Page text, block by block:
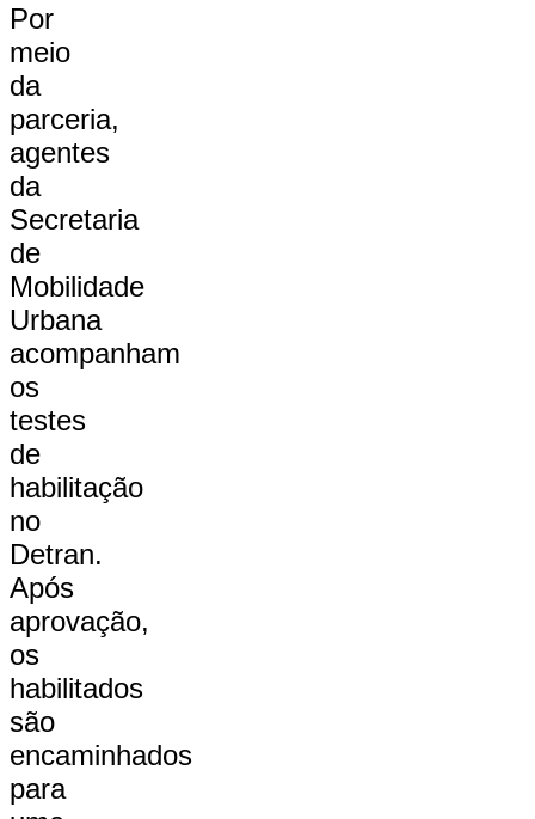
Por
meio
da
parceria,
agentes
da
Secretaria
de
Mobilidade
Urbana
acompanham
os
testes
de
habilitação
no
Detran.
Após
aprovação,
os
habilitados
são
encaminhados
para